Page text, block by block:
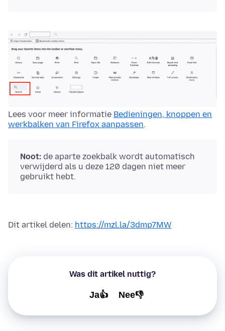
Lees voor meer informatie Bedieningen, knoppen en
werkbalken van Firefox aanpassen.
Noot: de aparte zoekbalk wordt automatisch
verwijderd als u deze 120 dagen niet meer
gebruikt hebt.
Dit artikel delen: https://mzl.la/3dmp7MW
Was dit artikel nuttig?
Ja👍 Nee👎